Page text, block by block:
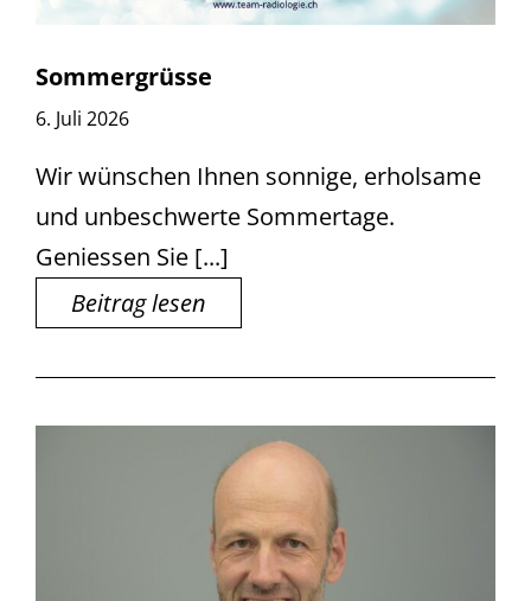
Sommergrüsse
6. Juli 2026
Wir wünschen Ihnen sonnige, erholsame
und unbeschwerte Sommertage.
Geniessen Sie [...]
Beitrag lesen